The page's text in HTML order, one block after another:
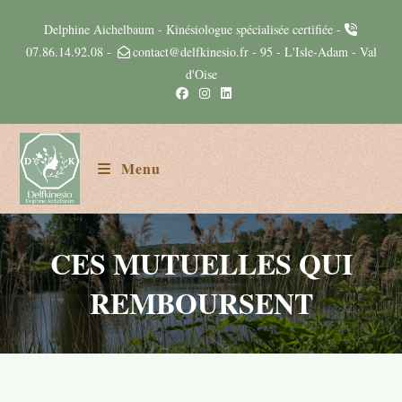
Delphine Aichelbaum - Kinésiologue spécialisée certifiée -
07.86.14.92.08- contact@delfkinesio.fr- 95 - L'Isle-Adam - Val
d'Oise
Menu
CES MUTUELLES QUI
REMBOURSENT